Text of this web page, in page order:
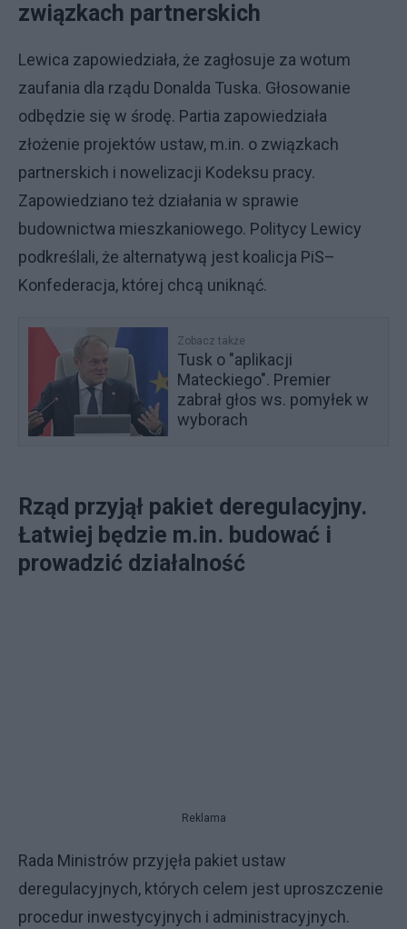
związkach partnerskich
Lewica zapowiedziała, że zagłosuje za wotum
zaufania dla rządu Donalda Tuska. Głosowanie
odbędzie się w środę. Partia zapowiedziała
złożenie projektów ustaw, m.in. o związkach
partnerskich i nowelizacji Kodeksu pracy.
Zapowiedziano też działania w sprawie
budownictwa mieszkaniowego. Politycy Lewicy
podkreślali, że alternatywą jest koalicja PiS–
Konfederacja, której chcą uniknąć.
Zobacz także
Tusk o "aplikacji
Mateckiego". Premier
zabrał głos ws. pomyłek w
wyborach
Rząd przyjął pakiet deregulacyjny.
Łatwiej będzie m.in. budować i
prowadzić działalność
Reklama
Rada Ministrów przyjęła pakiet ustaw
deregulacyjnych, których celem jest uproszczenie
procedur inwestycyjnych i administracyjnych.